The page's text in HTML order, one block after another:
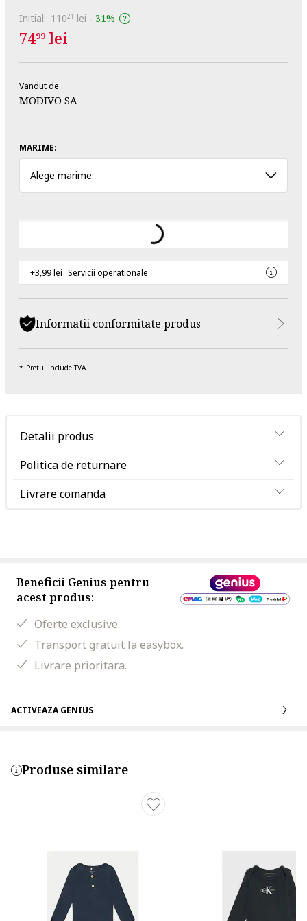
Initial: 11021 lei - 31%
7499 lei
Vandut de
MODIVO SA
MARIME:
Alege marime:
+3,99 lei Servicii operationale
Informatii conformitate produs
Pretul include TVA.
Detalii produs
Politica de returnare
Livrare comanda
Beneficii Genius pentru
acest produs:
Oferte exclusive.
Transport gratuit la easybox.
Livrare prioritara.
ACTIVEAZA GENIUS
Produse similare